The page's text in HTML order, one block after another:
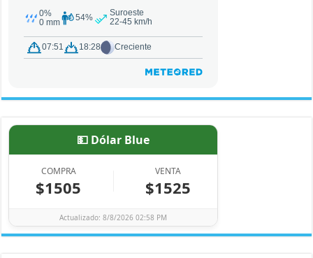
💵 Dólar Blue
COMPRA
$1505
VENTA
$1525
Actualizado: 8/8/2026 02:58 PM